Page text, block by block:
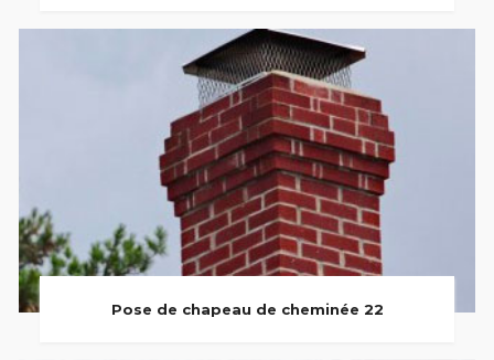
Pose de chapeau de cheminée 22